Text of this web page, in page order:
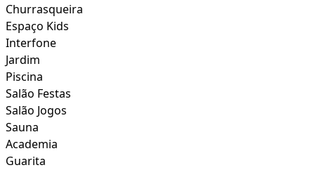
Churrasqueira
Espaço Kids
Interfone
Jardim
Piscina
Salão Festas
Salão Jogos
Sauna
Academia
Guarita